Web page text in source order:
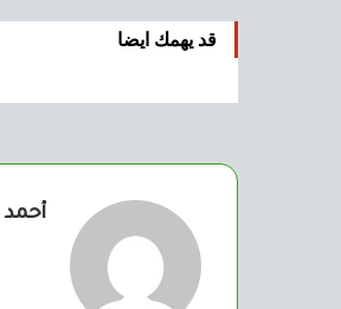
قد يهمك ايضا
أحمد